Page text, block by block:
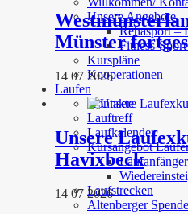
Unsere Angebote
Rehasport –
Fitness-
Kurspläne
Kooperationen
Laufen
Kontakte
Lauftreff
Laufkalender
Kursangebot
Laufanfänger
Laufstrecken
Altenberger
Münster
14 07 2026
Unsere
Havixbeck
14 07 2026